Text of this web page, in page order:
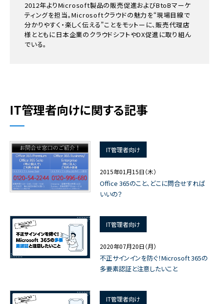
2012年よりMicrosoft製品の販売促進およびBtoBマーケ
ティングを担当。Microsoftクラウドの魅力を“現場目線で
分かりやすく・楽しく伝える”ことをモットーに、販売代理店
様とともに日本企業のクラウドシフトやDX促進に取り組ん
でいる。
IT管理者向けに関する記事
IT管理者向け
2015年01月15日（木）
Office 365のこと、どこに問合せすれば
いいの？
IT管理者向け
2020年07月20日（月）
不正サインインを防ぐ！Microsoft 365の
多要素認証と注意したいこと
IT管理者向け